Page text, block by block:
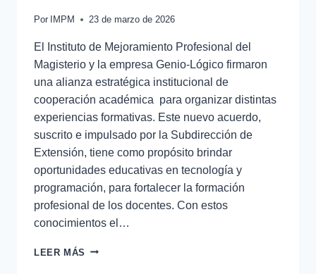
Por IMPM 23 de marzo de 2026
El Instituto de Mejoramiento Profesional del
Magisterio y la empresa Genio-Lógico firmaron
una alianza estratégica institucional de
cooperación académica para organizar distintas
experiencias formativas. Este nuevo acuerdo,
suscrito e impulsado por la Subdirección de
Extensión, tiene como propósito brindar
oportunidades educativas en tecnología y
programación, para fortalecer la formación
profesional de los docentes. Con estos
conocimientos el…
LEER MÁS